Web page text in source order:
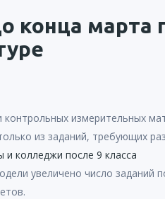
конца марта
измерительных
из заданий, требующих
и колледжи после 9 класса
увеличено число заданий